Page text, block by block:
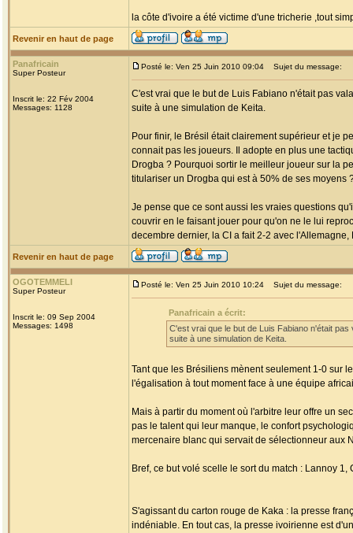
la côte d'ivoire a été victime d'une tricherie ,tout
Revenir en haut de page
Panafricain
Super Posteur
Inscrit le: 22 Fév 2004
Messages: 1128
Posté le: Ven 25 Juin 2010 09:04 Sujet du message:
C'est vrai que le but de Luis Fabiano n'était pas
suite à une simulation de Keita.
Pour finir, le Brésil était clairement supérieur et je
connait pas les joueurs. Il adopte en plus une
Drogba ? Pourquoi sortir le meilleur joueur sur la
titulariser un Drogba qui est à 50% de ses moyens
Je pense que ce sont aussi les vraies questions
couvrir en le faisant jouer pour qu'on ne le lui
decembre dernier, la CI a fait 2-2 avec
Revenir en haut de page
OGOTEMMELI
Super Posteur
Inscrit le: 09 Sep 2004
Messages: 1498
Posté le: Ven 25 Juin 2010 10:24 Sujet du message:
Panafricain a écrit:
C'est vrai que le but de Luis Fabiano n'était
suite à une simulation de Keita.
Tant que les Brésiliens mènent seulement 1-0 sur
l'égalisation à tout moment face à une équipe
Mais à partir du moment où l'arbitre leur offre un
pas le talent qui leur manque, le confort
mercenaire blanc qui servait de sélectionneur aux
Bref, ce but volé scelle le sort du match : Lannoy 1,
S'agissant du carton rouge de Kaka : la presse
indéniable. En tout cas, la presse ivoirienne est